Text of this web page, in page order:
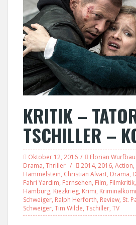
KRITIK –
TSCHILLER –
Oktober 12, 2016 Florian
Drama, Thriller 2014, 2016, Action,
Hammelstein, Christian Alvart, Drama,
Fahri Yardim, Fernsehen, Film, Filmkritik,
Hamburg, Kiezkrieg, Krimi,
Schweiger, Ralph Herforth, Review, St.
Schweiger, Tim Wilde, Tschiller, TV